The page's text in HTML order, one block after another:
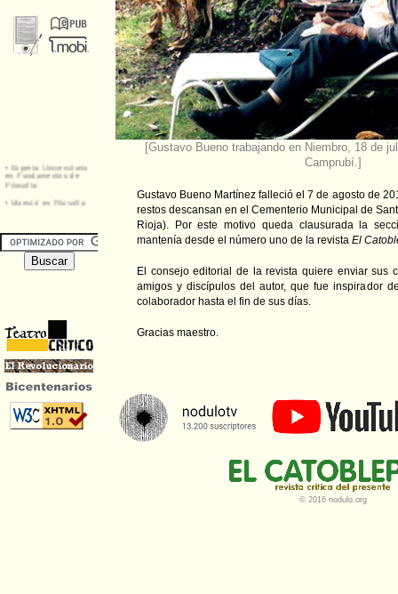
[Gustavo Bueno trabajando en Niembro, 18 de
Camprubí.]
Gustavo Bueno Martínez falleció el 7 de agosto de
restos descansan en el Cementerio Municipal de
Rioja). Por este motivo queda clausurada la
mantenía desde el número uno de la revista El
El consejo editorial de la revista quiere enviar sus
amigos y discípulos del autor, que fue inspirador
colaborador hasta el fin de sus días.
Gracias maestro.
© 2016 nodulo.org